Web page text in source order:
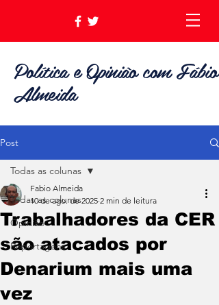
Política e Opinião com Fábio
Almeida
Post
Todas as colunas
Opinião
Reportagens
Todas as colunas
Trabalhadores da CER
são atacados por
Denarium mais uma
vez
Fabio Almeida
10 de ago. de 2025 2 min de leitura